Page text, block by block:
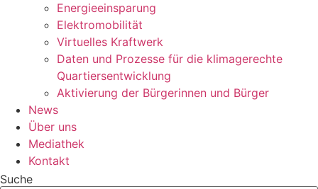
Energieeinsparung
Elektromobilität
Virtuelles Kraftwerk
Daten und Prozesse für die klimagerechte
Quartiersentwicklung
Aktivierung der Bürgerinnen und Bürger
News
Über uns
Mediathek
Kontakt
Suche